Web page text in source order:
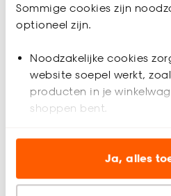
Sommige cookies zijn
optioneel zijn.
Noodzakelijke cookies
website soepel werkt,
producten in je
shoppen bent.
Analytische cookies
website te verbeteren
Ja, alles
Productomschrijving
Deze mooie zwarte bamboe
natuurlijke uitstraling. Doordat
bescherming biedt tegen fel en
een verkoelende ruimte. Inhoud
pluggen, montagesteunen,
montagehandleiding
Productspecificaties